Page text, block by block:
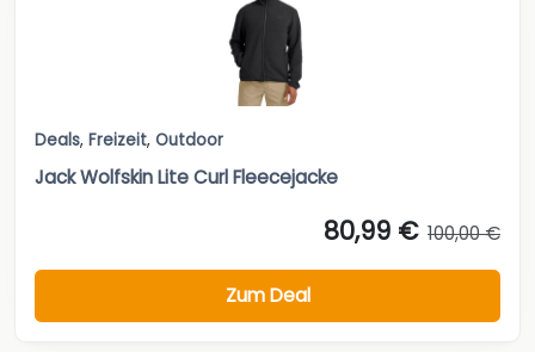
Deals, Freizeit, Outdoor
Jack Wolfskin Lite Curl Fleecejacke
80,99 € 100,00 €
Zum Deal